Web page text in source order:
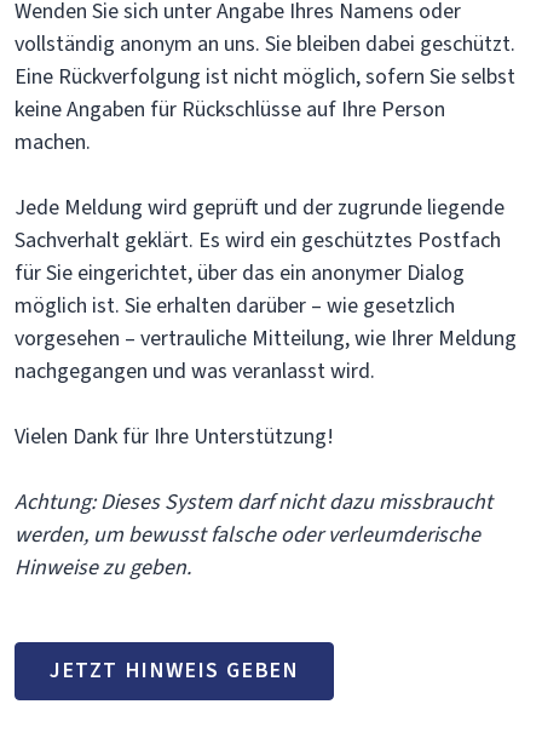
Wenden Sie sich unter Angabe Ihres Namens oder
vollständig anonym an uns. Sie bleiben dabei geschützt.
Eine Rückverfolgung ist nicht möglich, sofern Sie selbst
keine Angaben für Rückschlüsse auf Ihre Person
machen.
Jede Meldung wird geprüft und der zugrunde liegende
Sachverhalt geklärt. Es wird ein geschütztes Postfach
für Sie eingerichtet, über das ein anonymer Dialog
möglich ist. Sie erhalten darüber – wie gesetzlich
vorgesehen – vertrauliche Mitteilung, wie Ihrer Meldung
nachgegangen und was veranlasst wird.
Vielen Dank für Ihre Unterstützung!
Achtung: Dieses System darf nicht dazu missbraucht
werden, um bewusst falsche oder verleumderische
Hinweise zu geben.
JETZT HINWEIS GEBEN